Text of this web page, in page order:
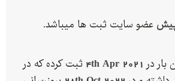
ثبت درخواست استعلام قیمت همین حالا یک
عضو سایت ثبت ها میباشد.
بار در 4th Apr 2021 ثبت کرده که در